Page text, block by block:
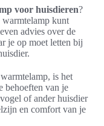
voor huisdieren?
warmtelamp kunt
advies over de
je op moet letten bij
is het
behoeften van je
of ander huisdier
en comfort van je